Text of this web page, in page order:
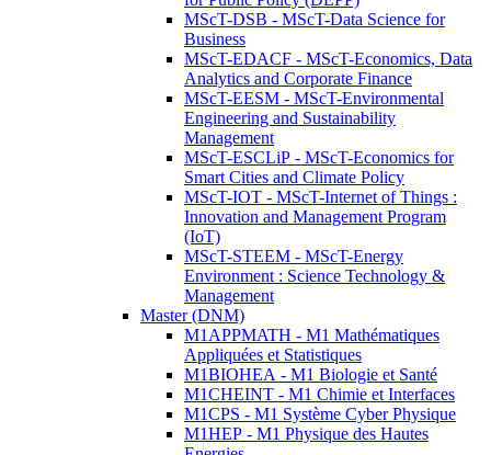
MScT-DSB - MScT-Data Science for
Business
MScT-EDACF - MScT-Economics, Data
Analytics and Corporate Finance
MScT-EESM - MScT-Environmental
Engineering and Sustainability
Management
MScT-ESCLiP - MScT-Economics for
Smart Cities and Climate Policy
MScT-IOT - MScT-Internet of Things :
Innovation and Management Program
(IoT)
MScT-STEEM - MScT-Energy
Environment : Science Technology &
Management
Master (DNM)
M1APPMATH - M1 Mathématiques
Appliquées et Statistiques
M1BIOHEA - M1 Biologie et Santé
M1CHEINT - M1 Chimie et Interfaces
M1CPS - M1 Système Cyber Physique
M1HEP - M1 Physique des Hautes